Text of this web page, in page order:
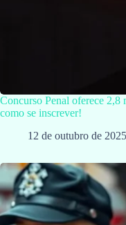
Concurso Penal oferece 2,8
como se inscrever!
12 de outubro de 2025